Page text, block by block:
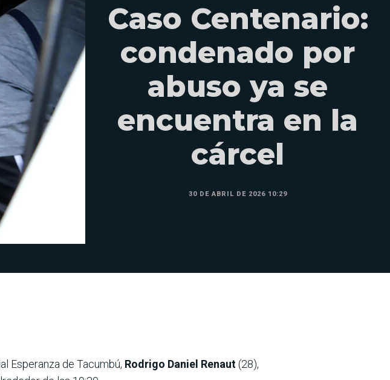
Caso Centenario:
condenado por
abuso ya se
encuentra en la
cárcel
30 DE ABRIL DE 2026 10:29
Esperanza de Tacumbú, Rodrigo Daniel Renaut(28),